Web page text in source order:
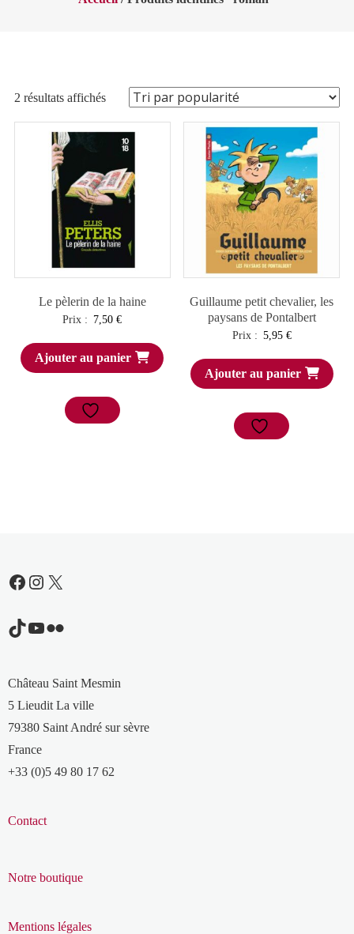
2 résultats affichésTrié
par
popularité
Le pèlerin de la haine
Prix : 7,50€
Ajouter au panier
Guillaume petit chevalier, les
paysans de Pontalbert
Prix : 5,95 €
Ajouter au panier
Facebook
Instagram
X
TikTok
YouTube
Flickr
Château Saint Mesmin
5 Lieudit La ville
79380 Saint André sur sèvre
France
+33 (0)5 49 80 17 62
Contact
Notre boutique
Mentions légales